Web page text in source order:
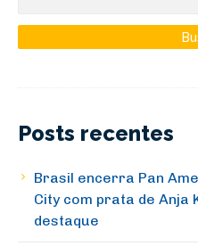
Posts recentes
Brasil encerra Pan
City com prata de Anja
destaque